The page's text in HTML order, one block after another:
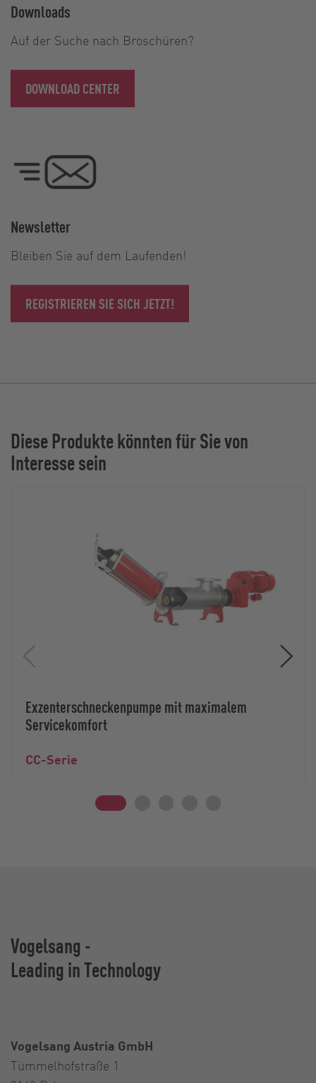
Downloads
Auf der Suche nach Broschüren?
DOWNLOAD CENTER
Newsletter
Bleiben Sie auf dem Laufenden!
REGISTRIEREN SIE SICH JETZT!
Diese Produkte könnten für Sie von
Interesse sein
Exzenterschneckenpumpe mit maximalem
Servicekomfort
CC-Serie
Vogelsang -
Leading in Technology
Vogelsang Austria GmbH
Tümmelhofstraße 1